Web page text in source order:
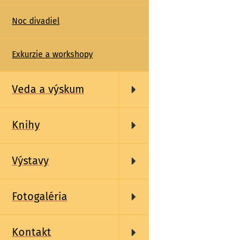
Noc divadiel
Exkurzie a workshopy
Veda a výskum
Knihy
Výstavy
Fotogaléria
Kontakt